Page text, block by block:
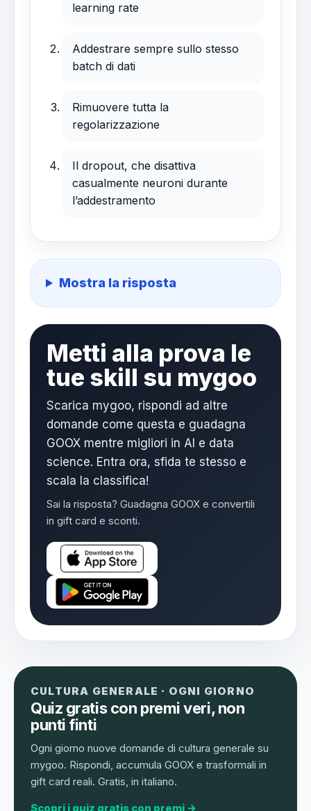
learning rate
Addestrare sempre sullo stesso
batch di dati
Rimuovere tutta la
regolarizzazione
Il dropout, che disattiva
casualmente neuroni durante
l’addestramento
Mostra la risposta
Metti alla prova le
tue skill su mygoo
Scarica mygoo, rispondi ad altre
domande come questa e guadagna
GOOX mentre migliori in AI e data
science. Entra ora, sfida te stesso e
scala la classifica!
Sai la risposta? Guadagna GOOX e convertili
in gift card e sconti.
CULTURA GENERALE · OGNI GIORNO
Quiz gratis con premi veri, non
punti finti
Ogni giorno nuove domande di cultura generale su
mygoo. Rispondi, accumula GOOX e trasformali in
gift card reali. Gratis, in italiano.
Scopri i quiz gratis con premi →